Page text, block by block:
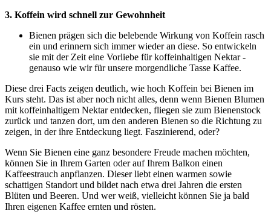
3. Koffein wird schnell zur Gewohnheit
Bienen prägen sich die belebende Wirkung von Koffein rasch
ein und erinnern sich immer wieder an diese. So entwickeln
sie mit der Zeit eine Vorliebe für koffeinhaltigen Nektar -
genauso wie wir für unsere morgendliche Tasse Kaffee.
Diese drei Facts zeigen deutlich, wie hoch Koffein bei Bienen im
Kurs steht. Das ist aber noch nicht alles, denn wenn Bienen Blumen
mit koffeinhaltigem Nektar entdecken, fliegen sie zum Bienenstock
zurück und tanzen dort, um den anderen Bienen so die Richtung zu
zeigen, in der ihre Entdeckung liegt. Faszinierend, oder?
Wenn Sie Bienen eine ganz besondere Freude machen möchten,
können Sie in Ihrem Garten oder auf Ihrem Balkon einen
Kaffeestrauch anpflanzen. Dieser liebt einen warmen sowie
schattigen Standort und bildet nach etwa drei Jahren die ersten
Blüten und Beeren. Und wer weiß, vielleicht können Sie ja bald
Ihren eigenen Kaffee ernten und rösten.